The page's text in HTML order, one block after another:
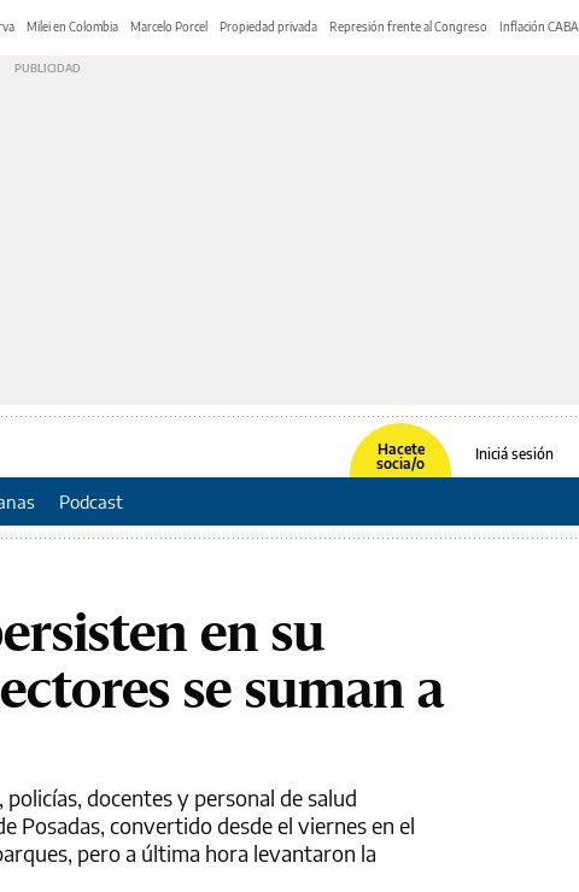
Milei en Colombia Marcelo Porcel Propiedad privada Represión frente al Congreso Inflación CABA
Hacete
socia/o
Iniciá sesión
Podcast
en su
se suman a
docentes y personal de salud
Posadas, convertido desde el viernes en el
pero a última hora levantaron la